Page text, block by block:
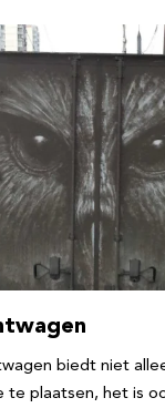
biedt niet
te plaatsen, het is